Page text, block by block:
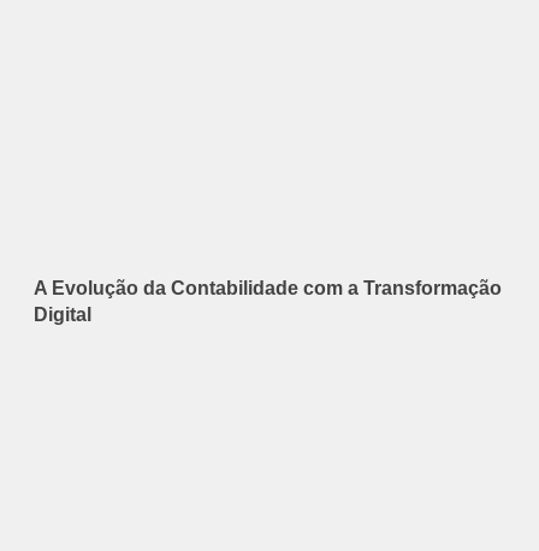
A Evolução da Contabilidade com a Transformação
Digital